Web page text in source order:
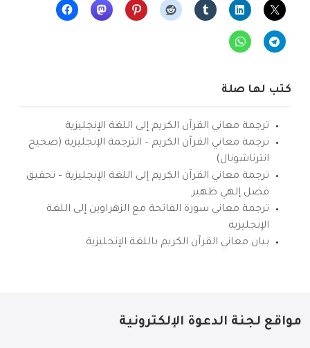
كتب لها صلة
ترجمة معاني القرآن الكريم إلى اللغة الإنجليزية
ترجمة معاني القرآن الكريم – الترجمة الإنجليزية (صحيح
انترناشونال)
ترجمة معاني القرآن الكريم إلى اللغة الإنجليزية – تحقيق
فضل إلهي ظهير
ترجمة معاني سورة الفاتحة مع الزهراوين إلى اللغة
الإنجليزية
بيان معاني القرآن الكريم باللغة الإنجليزية
مواقع لجنة الدعوة الإلكترونية